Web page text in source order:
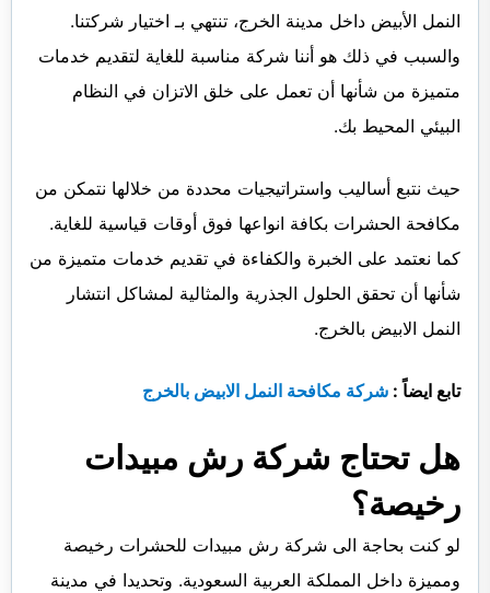
النمل الأبيض داخل مدينة الخرج، تنتهي بـ اختيار شركتنا.
والسبب في ذلك هو أننا شركة مناسبة للغاية لتقديم خدمات
متميزة من شأنها أن تعمل على خلق الاتزان في النظام
البيئي المحيط بك.
حيث نتبع أساليب واستراتيجيات محددة من خلالها نتمكن من
مكافحة الحشرات بكافة انواعها فوق أوقات قياسية للغاية.
كما نعتمد على الخبرة والكفاءة في تقديم خدمات متميزة من
شأنها أن تحقق الحلول الجذرية والمثالية لمشاكل انتشار
النمل الابيض بالخرج.
تابع ايضاً : شركة مكافحة النمل الابيض بالخرج
هل تحتاج شركة رش مبيدات
رخيصة؟
لو كنت بحاجة الى شركة رش مبيدات للحشرات رخيصة
ومميزة داخل المملكة العربية السعودية. وتحديدا في مدينة